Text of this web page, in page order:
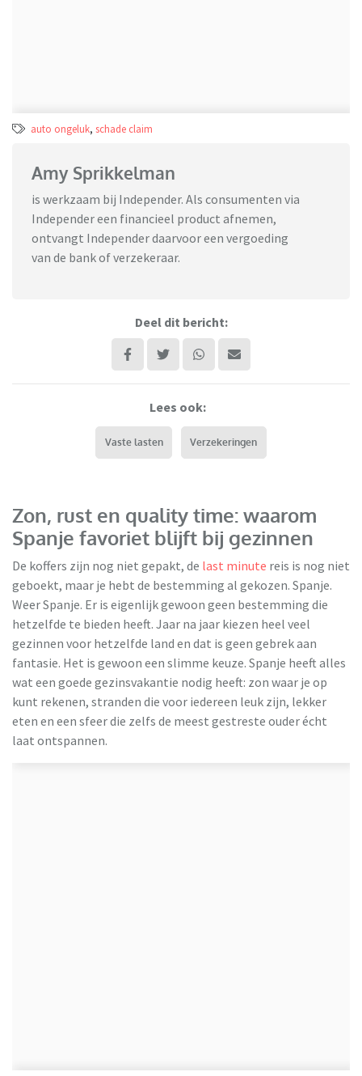
auto ongeluk, schade claim
Amy Sprikkelman
is werkzaam bij Independer. Als consumenten via
Independer een financieel product afnemen,
ontvangt Independer daarvoor een vergoeding
van de bank of verzekeraar.
Deel dit bericht:
Lees ook:
Vaste lasten Verzekeringen
Zon, rust en quality time: waarom
Spanje favoriet blijft bij gezinnen
De koffers zijn nog niet gepakt, de last minute reis is nog niet
geboekt, maar je hebt de bestemming al gekozen. Spanje.
Weer Spanje. Er is eigenlijk gewoon geen bestemming die
hetzelfde te bieden heeft. Jaar na jaar kiezen heel veel
gezinnen voor hetzelfde land en dat is geen gebrek aan
fantasie. Het is gewoon een slimme keuze. Spanje heeft alles
wat een goede gezinsvakantie nodig heeft: zon waar je op
kunt rekenen, stranden die voor iedereen leuk zijn, lekker
eten en een sfeer die zelfs de meest gestreste ouder écht
laat ontspannen.